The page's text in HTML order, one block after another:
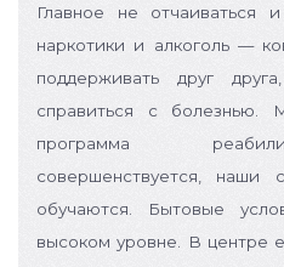
Главное не отчаиваться
наркотики и алкоголь —
поддерживать друг
справиться с болезнью.
программа
совершенствуется, наши
обучаются. Бытовые
высоком уровне. В центре